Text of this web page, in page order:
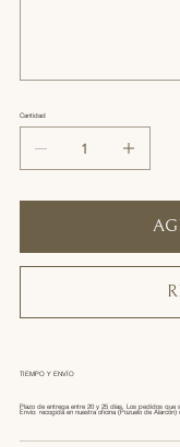
Cantidad
TIEMPO Y ENVÍO
Plazo de entrega entre 20 y 25 días. Los pedidos que
Envío: recogida en nuestra oficina (Pozuelo de Alarcón)